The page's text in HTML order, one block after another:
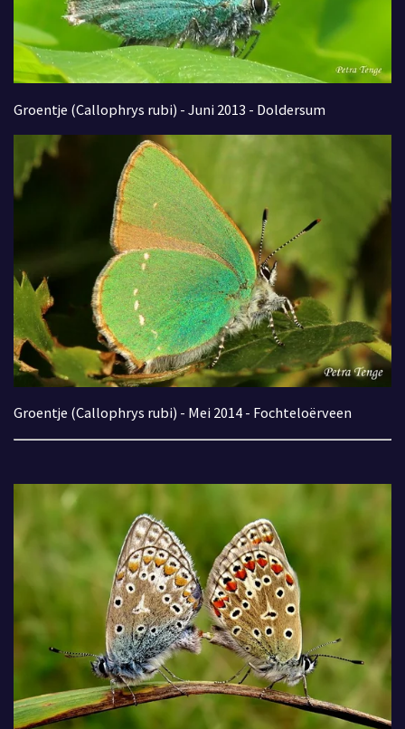
Groentje (Callophrys rubi) - Juni 2013 - Doldersum
Groentje (Callophrys rubi) - Mei 2014 - Fochteloërveen